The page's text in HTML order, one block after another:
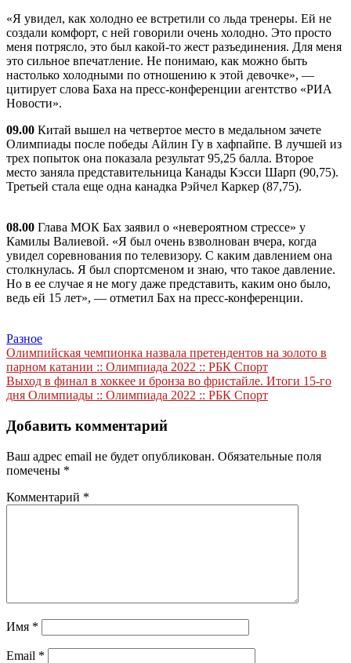
«Я увидел, как холодно ее встретили со льда тренеры. Ей не
создали комфорт, с ней говорили очень холодно. Это просто
меня потрясло, это был какой-то жест разъединения. Для меня
это сильное впечатление. Не понимаю, как можно быть
настолько холодными по отношению к этой девочке», —
цитирует слова Баха на пресс-конференции агентство «РИА
Новости».
09.00 Китай вышел на четвертое место в медальном зачете
Олимпиады после победы Айлин Гу в хафпайпе. В лучшей из
трех попыток она показала результат 95,25 балла. Второе
место заняла представительница Канады Кэсси Шарп (90,75).
Третьей стала еще одна канадка Рэйчел Каркер (87,75).
08.00 Глава МОК Бах заявил о «невероятном стрессе» у
Камилы Валиевой. «Я был очень взволнован вчера, когда
увидел соревнования по телевизору. С каким давлением она
столкнулась. Я был спортсменом и знаю, что такое давление.
Но в ее случае я не могу даже представить, каким оно было,
ведь ей 15 лет», — отметил Бах на пресс-конференции.
Разное
Навигация
по
записям
Олимпийская чемпионка назвала претендентов на золото в
парном катании :: Олимпиада 2022 :: РБК Спорт
Выход в финал в хоккее и бронза во фристайле. Итоги 15-го
дня Олимпиады :: Олимпиада 2022 :: РБК Спорт
Добавить комментарий
Ваш адрес email не будет опубликован. Обязательные поля
помечены *
Комментарий *
Имя *
Email *